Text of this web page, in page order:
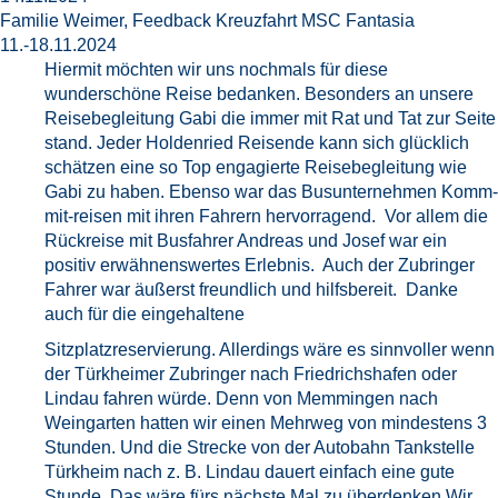
Familie Weimer, Feedback Kreuzfahrt MSC Fantasia
11.-18.11.2024
Hiermit möchten wir uns nochmals für diese
wunderschöne Reise bedanken. Besonders an unsere
Reisebegleitung Gabi die immer mit Rat und Tat zur Seite
stand. Jeder Holdenried Reisende kann sich glücklich
schätzen eine so Top engagierte Reisebegleitung wie
Gabi zu haben. Ebenso war das Busunternehmen Komm-
mit-reisen mit ihren Fahrern hervorragend. Vor allem die
Rückreise mit Busfahrer Andreas und Josef war ein
positiv erwähnenswertes Erlebnis. Auch der Zubringer
Fahrer war äußerst freundlich und hilfsbereit. Danke
auch für die eingehaltene
Sitzplatzreservierung. Allerdings wäre es sinnvoller wenn
der Türkheimer Zubringer nach Friedrichshafen oder
Lindau fahren würde. Denn von Memmingen nach
Weingarten hatten wir einen Mehrweg von mindestens 3
Stunden. Und die Strecke von der Autobahn Tankstelle
Türkheim nach z. B. Lindau dauert einfach eine gute